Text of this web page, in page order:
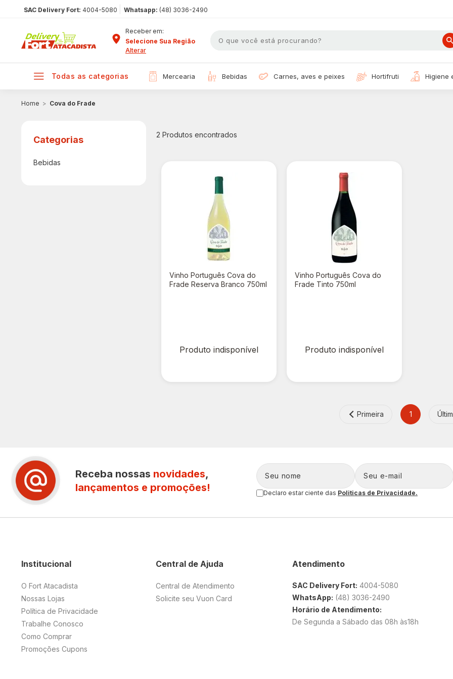
SAC Delivery Fort: 4004-5080 Whatsapp: (48) 3036-2490
Receber em:
Selecione Sua Região
Alterar
todas as categorias mercearia bebidas carnes, aves e peixes hortifruti
Cova do Frade
Bebidas
2 Produtos encontrados
Vinho Português Cova do
Frade Reserva Branco 750ml
Produto indisponível
Vinho Português Cova do
Frade Tinto 750ml
Produto indisponível
Primeira 1
Receba nossas novidades,
lançamentos e promoções!
Declaro estar ciente das Politicas de Privacidade.
Central de Ajuda
Central de Atendimento
Solicite seu Vuon Card
Institucional
O Fort Atacadista
Nossas Lojas
Política de Privacidade
Trabalhe Conosco
Como Comprar
Promoções Cupons
Atendimento
SAC Delivery Fort: 4004-5080
WhatsApp: (48) 3036-2490
Horário de Atendimento:
De Segunda a Sábado das 08h às18h